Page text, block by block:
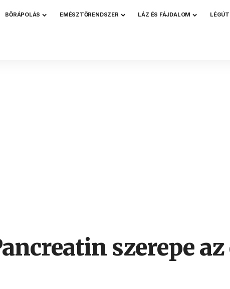
BŐRÁPOLÁS EMÉSZTŐRENDSZER LÁZ ÉS FÁJDALOM
szerepe az